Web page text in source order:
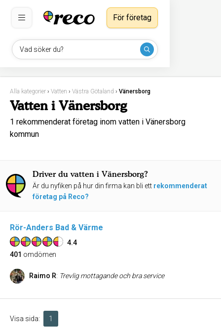
Vad söker du?
För företag
Alla kategorier › Vatten › Västra Götaland › Vänersborg
Vatten i Vänersborg
1 rekommenderat företag inom vatten i Vänersborg
kommun
Driver du vatten i Vänersborg?
Är du nyfiken på hur din firma kan bli ett rekommenderat
företag på Reco?
Rör-Anders Bad & Värme
4.4
401 omdömen
Raimo R: Trevlig mottagande och bra service
Visa sida: 1